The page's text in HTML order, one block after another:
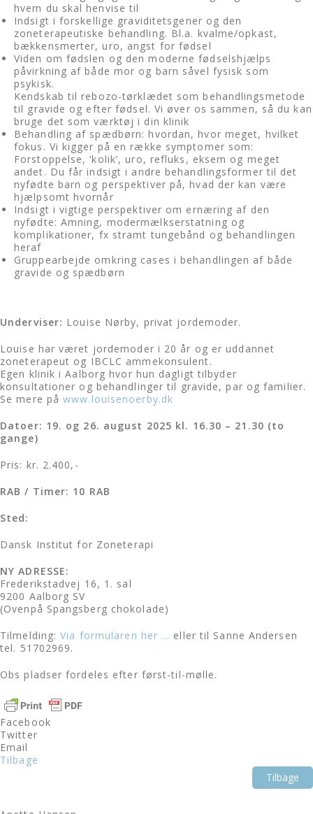
hvem du skal henvise til
Indsigt i forskellige graviditetsgener og den
zoneterapeutiske behandling. Bl.a. kvalme/opkast,
bækkensmerter, uro, angst for fødsel
Viden om fødslen og den moderne fødselshjælps
påvirkning af både mor og barn såvel fysisk som
psykisk.
Kendskab til rebozo-tørklædet som behandlingsmetode
til gravide og efter fødsel. Vi øver os sammen, så du kan
bruge det som værktøj i din klinik
Behandling af spædbørn: hvordan, hvor meget, hvilket
fokus. Vi kigger på en række symptomer som:
Forstoppelse, ‘kolik’, uro, refluks, eksem og meget
andet. Du får indsigt i andre behandlingsformer til det
nyfødte barn og perspektiver på, hvad der kan være
hjælpsomt hvornår
Indsigt i vigtige perspektiver om ernæring af den
nyfødte: Amning, modermælkserstatning og
komplikationer, fx stramt tungebånd og behandlingen
heraf
Gruppearbejde omkring cases i behandlingen af både
gravide og spædbørn
Underviser: Louise Nørby, privat jordemoder.
Louise har været jordemoder i 20 år og er uddannet
zoneterapeut og IBCLC ammekonsulent.
Egen klinik i Aalborg hvor hun dagligt tilbyder
konsultationer og behandlinger til gravide, par og familier.
Se mere påwww.louisenoerby.dk
Datoer: 19. og 26. august 2025 kl. 16.30 – 21.30 (to
gange)
Pris: kr. 2.400,-
RAB / Timer: 10 RAB
Sted:
Dansk Institut for Zoneterapi
NY ADRESSE:
Frederikstadvej 16, 1. sal
9200 Aalborg SV
(Ovenpå Spangsberg chokolade)
Tilmelding:Via formularen her … eller til Sanne Andersen
tel. 51702969.
Obs pladser fordeles efter først-til-mølle.
Facebook
Twitter
Email
Tilbage
Tilbage